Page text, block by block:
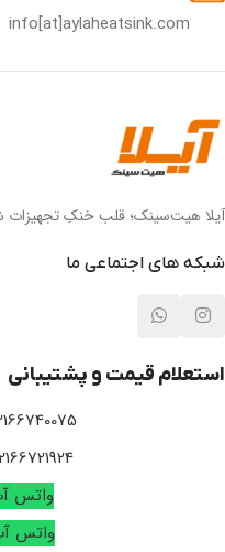
info[at]aylaheatsink.com
آیلا هیت‌سینک؛ قلب خنکِ تجهیزات
شبکه های اجتماعی ما
استعلام قیمت و پشتیبانی
/ 02166756295
/ 02166742508
واتس
واتس